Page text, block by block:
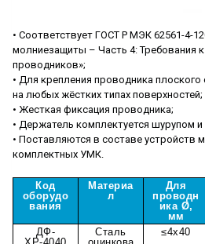
• Соответствует ГОСТ Р МЭК 62561-4-
молниезащиты – Часть 4: Требования
проводников»;
• Для крепления проводника
на любых жёстких типах поверхностей;
• Жесткая фиксация проводника;
• Держатель комплектуется шурупом
• Поставляются в составе устройств
комплектных УМК.
Код
оборудо
вания
Материа
л
Для
проводн
ика Ø,
мм
ДФ-
Сталь
≤4х40